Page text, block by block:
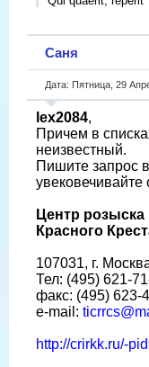
Саня
Дата: Пятница, 29
lex2084,
Причем в
неизвестный.
Пишите запрос
Центр
Красного
107031, г.
Тел: (495) 621-
факс: (495) 623-
e-mail:
http://crirkk.ru/-